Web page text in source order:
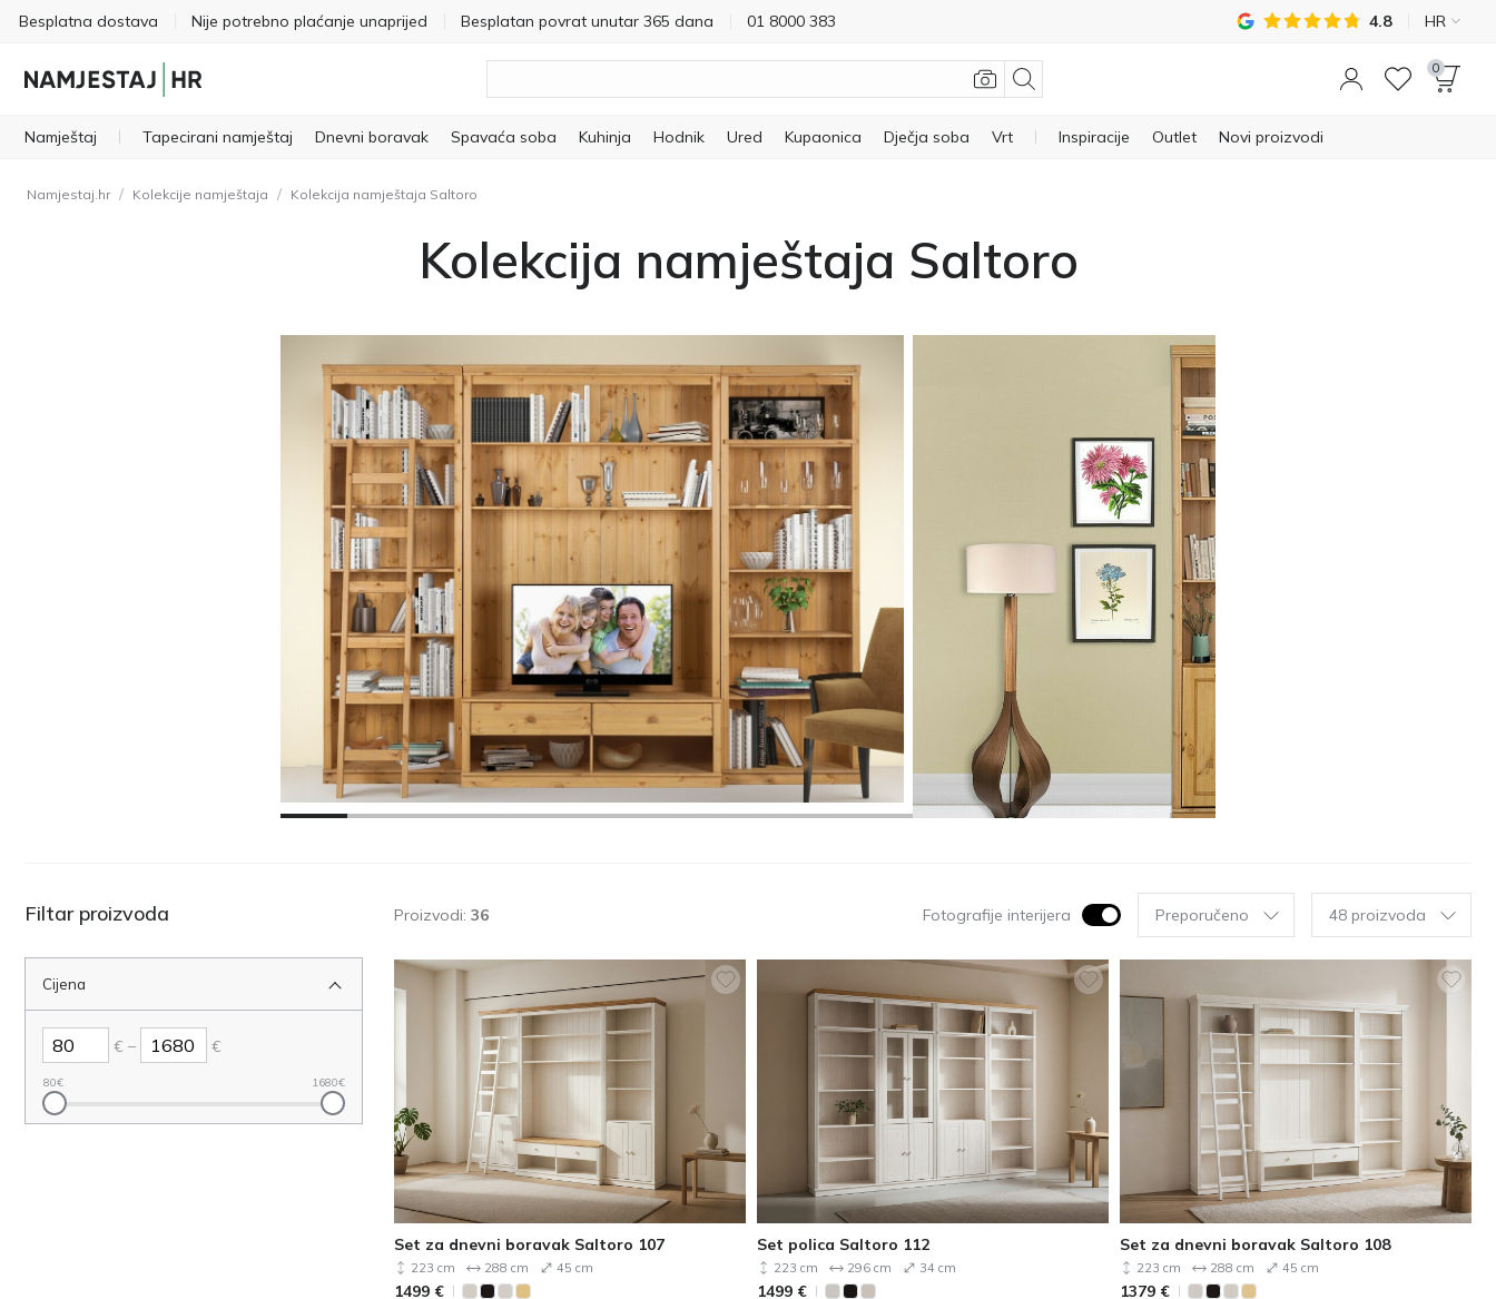
Besplatna dostava Nije potrebno plaćanje unaprijed Besplatan povrat unutar 365 dana 01 8000 383 4.8 HR
0
Namještaj Tapecirani namještaj Dnevni boravak Spavaća soba Kuhinja Hodnik Ured Kupaonica Dječja soba Vrt Inspiracije Outlet Novi proizvodi
Namjestaj.hr / Kolekcije namještaja / Kolekcija namještaja Saltoro
Kolekcija namještaja Saltoro
Filtar proizvoda
Cijena
€ – €
80€ 1680€
Proizvodi: 36 Fotografije interijera Preporučeno 48 proizvoda
Set za dnevni boravak Saltoro 107
223 cm 288 cm 45 cm
1499 €
Set polica Saltoro 112
223 cm 296 cm 34 cm
1499 €
Set za dnevni boravak Saltoro 108
223 cm 288 cm 45 cm
1379 €